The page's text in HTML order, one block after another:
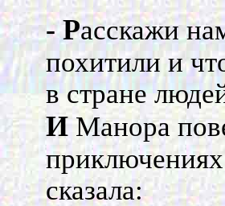
- Расскажи
похитили и
в стране
ИМанора
сказала: